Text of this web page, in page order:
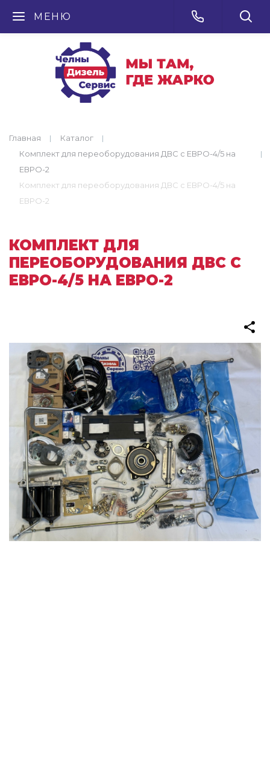
МЕНЮ
Главная
Каталог
Комплект для переоборудования ДВС с ЕВРО-4/5 на
ЕВРО-2
Комплект для переоборудования ДВС с ЕВРО-4/5 на
ЕВРО-2
КОМПЛЕКТ ДЛЯ
ПЕРЕОБОРУДОВАНИЯ ДВС С
ЕВРО-4/5 НА ЕВРО-2